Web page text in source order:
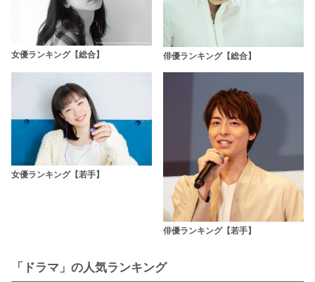
女優ランキング【総合】 俳優ランキング【総合】
女優ランキング【若手】
俳優ランキング【若手】
「ドラマ」の人気ランキング